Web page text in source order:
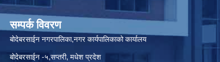
सम्पर्क विवरण
बोदेबरसाईन नगरपालिका,नगर कार्यपालिकाको कार्यालय
बोदेबरसाईन -५,सप्तरी, मधेश प्रदेश